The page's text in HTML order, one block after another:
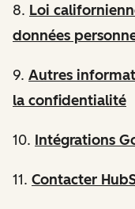
8. Loi
données
9. Autres
la confidentialité
10. Intégrations
11. Contacter